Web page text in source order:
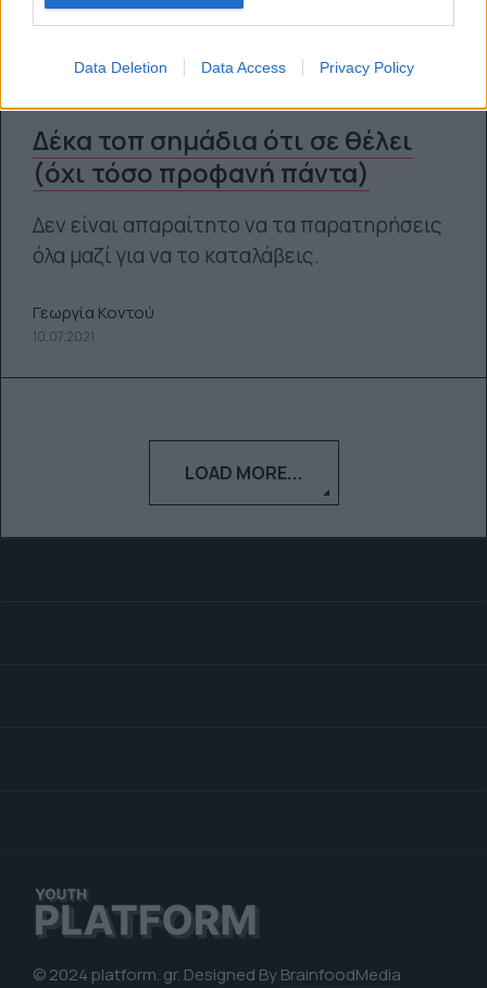
Data Deletion Data Access Privacy Policy
Δέκα τοπ σημάδια ότι σε θέλει
(όχι τόσο προφανή πάντα)
Δεν είναι απαραίτητο να τα παρατηρήσεις
όλα μαζί για να το καταλάβεις.
Γεωργία Κοντού
10.07.2021
LOAD MORE...
© 2024 platform. gr. Designed ByBrainfoodMedia